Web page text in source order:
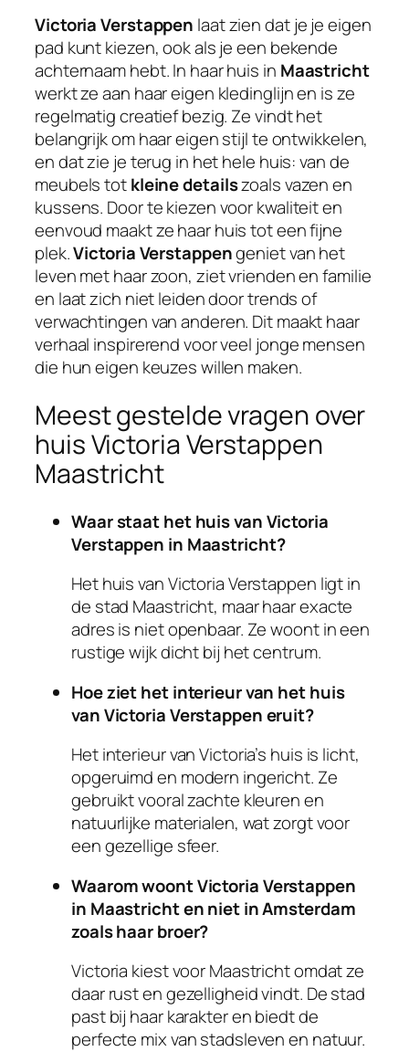
Victoria Verstappen laat zien dat je je eigen
pad kunt kiezen, ook als je een bekende
achternaam hebt. In haar huis in Maastricht
werkt ze aan haar eigen kledinglijn en is ze
regelmatig creatief bezig. Ze vindt het
belangrijk om haar eigen stijl te ontwikkelen,
en dat zie je terug in het hele huis: van de
meubels totkleine detailszoals vazen en
kussens. Door te kiezen voor kwaliteit en
eenvoud maakt ze haar huis tot een fijne
plek.Victoria Verstappengeniet van het
leven met haar zoon, ziet vrienden en familie
en laat zich niet leiden door trends of
verwachtingen van anderen. Dit maakt haar
verhaal inspirerend voor veel jonge mensen
die hun eigen keuzes willen maken.
Meest gestelde vragen over
huis Victoria Verstappen
Maastricht
Waar staat het huis van Victoria
Verstappen in Maastricht?
Het huis van Victoria Verstappen ligt in
de stad Maastricht, maar haar exacte
adres is niet openbaar. Ze woont in een
rustige wijk dicht bij het centrum.
Hoe ziet het interieur van het huis
van Victoria Verstappen eruit?
Het interieur van Victoria’s huis is licht,
opgeruimd en modern ingericht. Ze
gebruikt vooral zachte kleuren en
natuurlijke materialen, wat zorgt voor
een gezellige sfeer.
Waarom woont Victoria Verstappen
in Maastricht en niet in Amsterdam
zoals haar broer?
Victoria kiest voor Maastricht omdat ze
daar rust en gezelligheid vindt. De stad
past bij haar karakter en biedt de
perfecte mix van stadsleven en natuur.